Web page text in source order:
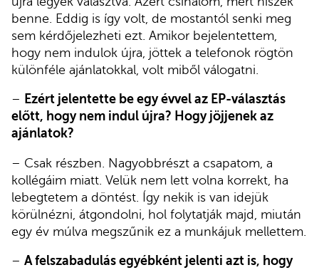
benne. Eddig is így volt, de mostantól senki meg
sem kérdőjelezheti ezt. Amikor bejelentettem,
hogy nem indulok újra, jöttek a telefonok rögtön
különféle ajánlatokkal, volt miből válogatni.
– Ezért jelentette be egy évvel az EP-választás
előtt, hogy nem indul újra? Hogy jöjjenek az
ajánlatok?
– Csak részben. Nagyobbrészt a csapatom, a
kollégáim miatt. Velük nem lett volna korrekt, ha
lebegtetem a döntést. Így nekik is van idejük
körülnézni, átgondolni, hol folytatják majd, miután
egy év múlva megszűnik ez a munkájuk mellettem.
– A felszabadulás egyébként jelenti azt is, hogy